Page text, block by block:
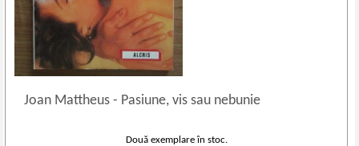
Joan Mattheus- Pasiune, vis sau nebunie
Două exemplare în stoc.